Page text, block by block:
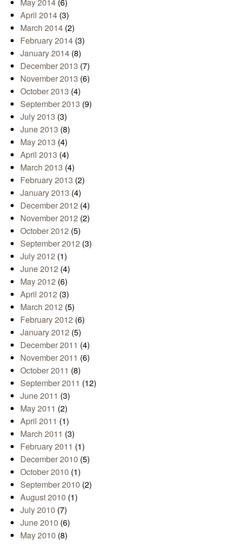
April 2014 (3)
March 2014 (2)
February 2014 (3)
January 2014 (8)
December 2013 (7)
November 2013 (6)
October 2013 (4)
September 2013 (9)
July 2013 (3)
June 2013 (8)
May 2013 (4)
April 2013 (4)
March 2013 (4)
February 2013 (2)
January 2013 (4)
December 2012 (4)
November 2012 (2)
October 2012 (5)
September 2012 (3)
July 2012 (1)
June 2012 (4)
May 2012 (6)
April 2012 (3)
March 2012 (5)
February 2012 (6)
January 2012 (5)
December 2011 (4)
November 2011 (6)
October 2011 (8)
September 2011 (12)
June 2011 (3)
May 2011 (2)
April 2011 (1)
March 2011 (3)
February 2011 (1)
December 2010 (5)
October 2010 (1)
September 2010 (2)
August 2010 (1)
July 2010 (7)
June 2010 (6)
May 2010 (8)